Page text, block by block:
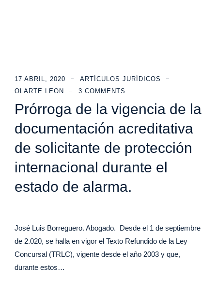
17 ABRIL, 2020
ARTÍCULOS JURÍDICOS
OLARTE LEON
3 COMMENTS
Prórroga de la vigencia de la
documentación acreditativa
de solicitante de protección
internacional durante el
estado de alarma.
José Luis Borreguero. Abogado. Desde el 1 de septiembre
de 2.020, se halla en vigor el Texto Refundido de la Ley
Concursal (TRLC), vigente desde el año 2003 y que,
durante estos…